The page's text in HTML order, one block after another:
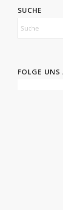
SUCHE
FOLGE UNS